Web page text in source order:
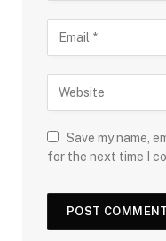
Save my name,
for the next time I